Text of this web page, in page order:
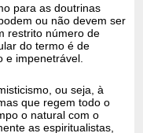
para as doutrinas
ou não devem ser
restrito número de
do termo é de
e impenetrável.
ou seja, à
que regem todo o
o natural com o
as espiritualistas,